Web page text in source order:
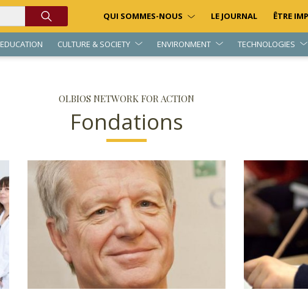
QUI SOMMES-NOUS LE JOURNAL ÊTRE
EDUCATION CULTURE & SOCIETY ENVIRONMENT TECHNOLOGIES
OLBIOS NETWORK FOR ACTION
Fondations